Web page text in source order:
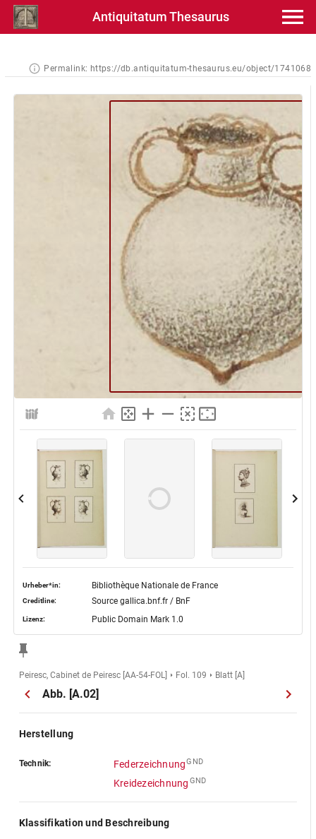
Antiquitatum Thesaurus
Permalink: https://db.antiquitatum-thesaurus.eu/object/1741068
Urheber*in: Bibliothèque Nationale de France
Creditline: Source gallica.bnf.fr / BnF
Lizenz: Public Domain Mark 1.0
Peiresc, Cabinet de Peiresc [AA-54-FOL] Fol. 109 Blatt [A]
Abb. [A.02]
Herstellung
Technik: FederzeichnungGND
Kreidezeichnung GND
Klassifikation und Beschreibung